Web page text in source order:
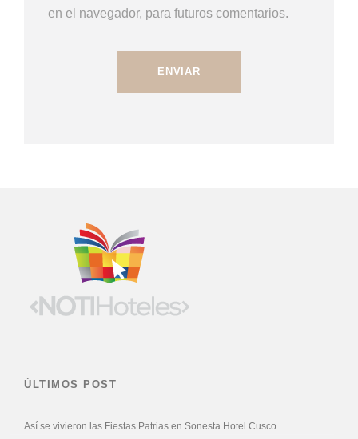
en el navegador, para futuros comentarios.
ÚLTIMOS POST
Así se vivieron las Fiestas Patrias en Sonesta Hotel Cusco